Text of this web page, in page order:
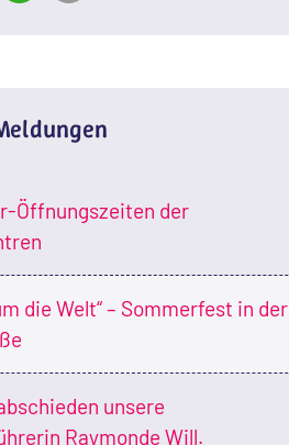
Öffnungszeiten der
die Welt“ – Sommerfest in der
unsere
Raymonde Will.